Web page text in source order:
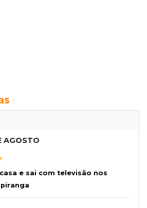
AGOSTO
e sai com televisão nos